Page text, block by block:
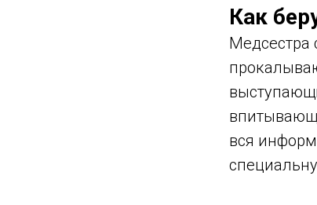
Как
Медсестра
вся